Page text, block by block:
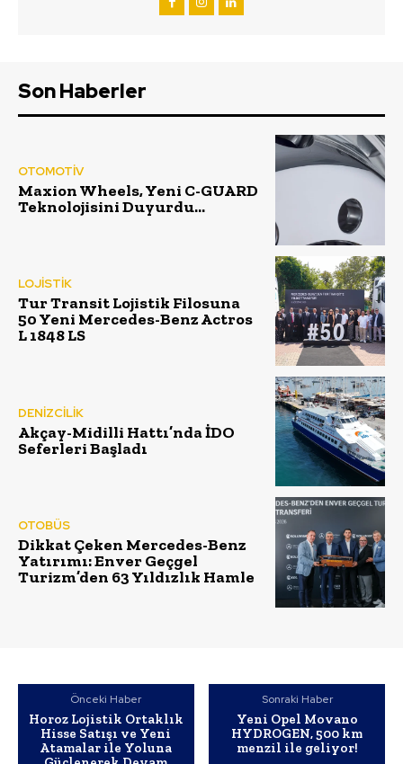
Son Haberler
OTOMOTİV
Maxion Wheels, Yeni C-GUARD
Teknolojisini Duyurdu…
LOJİSTİK
Tur Transit Lojistik Filosuna
50 Yeni Mercedes-Benz Actros
L 1848 LS
DENİZCİLİK
Akçay-Midilli Hattı’nda İDO
Seferleri Başladı
OTOBÜS
Dikkat Çeken Mercedes-Benz
Yatırımı: Enver Geçgel
Turizm’den 63 Yıldızlık Hamle
Önceki Haber
Horoz Lojistik Ortaklık
Hisse Satışı ve Yeni
Atamalar ile Yoluna
Sonraki Haber
Yeni Opel Movano
HYDROGEN, 500 km
menzil ile geliyor!